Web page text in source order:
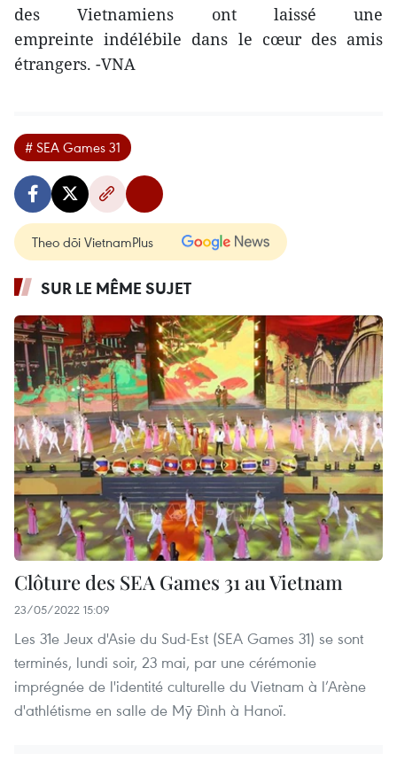
des Vietnamiens ont laissé une
empreinte indélébile dans le cœur des amis
étrangers. -VNA
# SEA Games 31
Theo dõi VietnamPlus
SUR LE MÊME SUJET
Clôture des SEA Games 31 au Vietnam
23/05/2022 15:09
Les 31e Jeux d'Asie du Sud-Est (SEA Games 31) se sont
terminés, lundi soir, 23 mai, par une cérémonie
imprégnée de l'identité culturelle du Vietnam à l’Arène
d'athlétisme en salle de Mỹ Đình à Hanoï.